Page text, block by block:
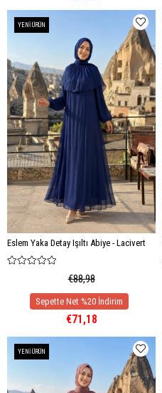
Eslem Yaka Detay Işıltı Abiye - Lacivert
€88,98
€71,18
YENI ÜRÜN
YENI ÜRÜN